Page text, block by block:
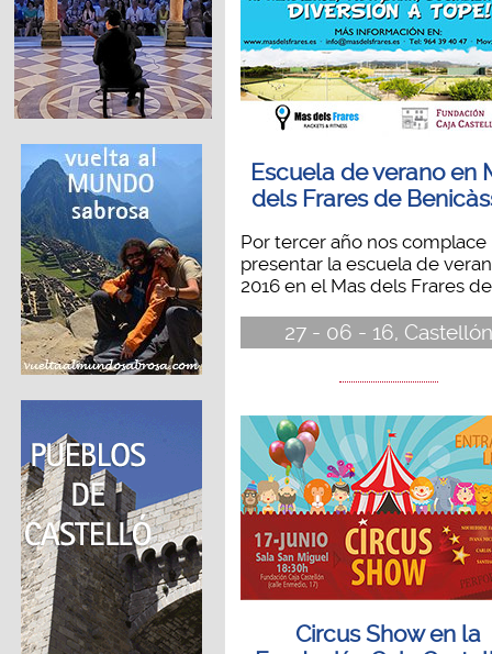
Escuela de verano en
dels Frares de
Por tercer año nos complace
presentar la escuela de
2016 en el Mas dels Frares
27 - 06 - 16, Castellón
Circus Show en la